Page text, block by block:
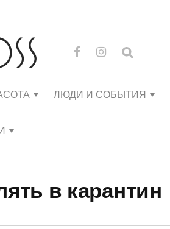
ЛЮДИ И СОБЫТИЯ
в карантин